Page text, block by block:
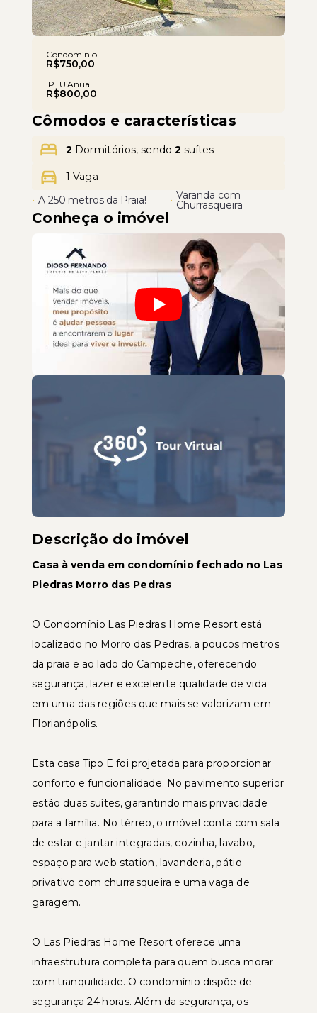
Condomínio
R$750,00
IPTU Anual
R$800,00
Cômodos e características
2 Dormitórios, sendo2 suítes
1 Vaga
• A 250 metros da Praia! • Varanda com
Churrasqueira
Conheça o imóvel
Descrição do imóvel
Casa à venda em condomínio fechado no Las
Piedras Morro das Pedras
O Condomínio Las Piedras Home Resort está
localizado no Morro das Pedras, a poucos metros
da praia e ao lado do Campeche, oferecendo
segurança, lazer e excelente qualidade de vida
em uma das regiões que mais se valorizam em
Florianópolis.
Esta casa Tipo E foi projetada para proporcionar
conforto e funcionalidade. No pavimento superior
estão duas suítes, garantindo mais privacidade
para a família. No térreo, o imóvel conta com sala
de estar e jantar integradas, cozinha, lavabo,
espaço para web station, lavanderia, pátio
privativo com churrasqueira e uma vaga de
garagem.
O Las Piedras Home Resort oferece uma
infraestrutura completa para quem busca morar
com tranquilidade. O condomínio dispõe de
segurança 24 horas. Além da segurança, os